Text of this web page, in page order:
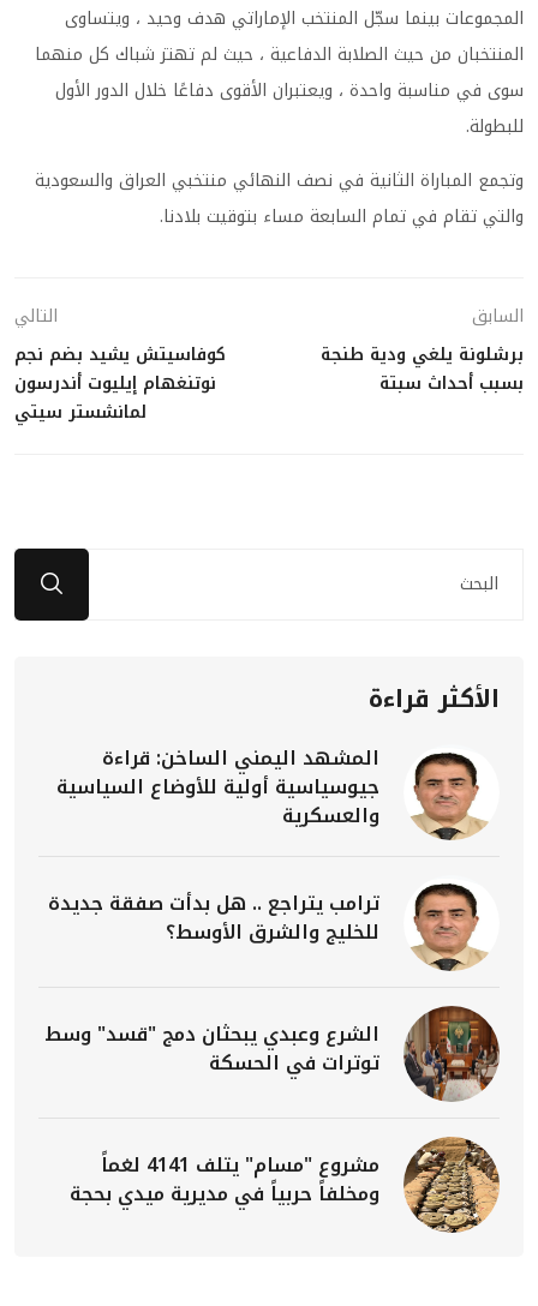
المجموعات بينما سجّل المنتخب الإماراتي هدف وحيد ، ويتساوى
المنتخبان من حيث الصلابة الدفاعية ، حيث لم تهتز شباك كل منهما
سوى في مناسبة واحدة ، ويعتبران الأقوى دفاعًا خلال الدور الأول
للبطولة.
وتجمع المباراة الثانية في نصف النهائي منتخبي العراق والسعودية
والتي تقام في تمام السابعة مساء بتوقيت بلادنا.
السابق
برشلونة يلغي ودية طنجة
بسبب أحداث سبتة
التالي
كوفاسيتش يشيد بضم نجم
نوتنغهام إيليوت أندرسون
لمانشستر سيتي
الأكثر قراءة
المشهد اليمني الساخن: قراءة
جيوسياسية أولية للأوضاع السياسية
والعسكرية
ترامب يتراجع .. هل بدأت صفقة جديدة
للخليج والشرق الأوسط؟
الشرع وعبدي يبحثان دمج "قسد" وسط
توترات في الحسكة
مشروع "مسام" يتلف 4141 لغماً
ومخلفاً حربياً في مديرية ميدي بحجة